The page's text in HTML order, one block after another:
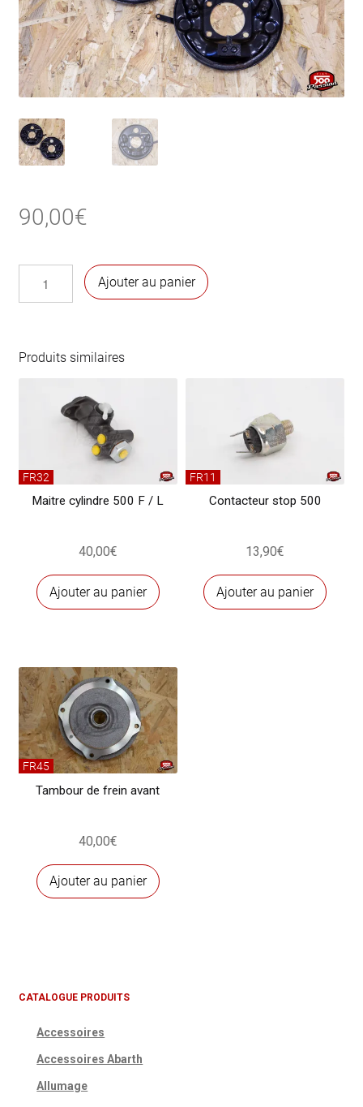
90,00€
frein
Ajouter au panier
Produits similaires
FR32
Maitre cylindre 500 F / L
40,00€
Ajouter au panier
FR11
Contacteur stop 500
13,90€
Ajouter au panier
FR45
Tambour de frein avant
40,00€
Ajouter au panier
CATALOGUE PRODUITS
Accessoires
Accessoires Abarth
Allumage